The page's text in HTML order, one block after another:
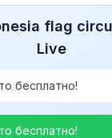
flag
Live
бесплатно!
бесплатно!